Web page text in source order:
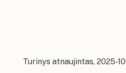
Turinys atnaujintas, 2025-